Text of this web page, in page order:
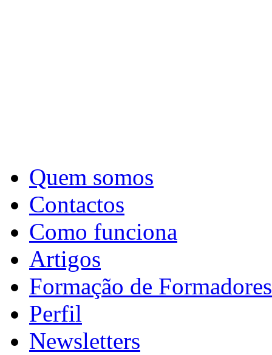
Quem somos
Contactos
Como funciona
Artigos
Formação de Formadores
Perfil
Newsletters